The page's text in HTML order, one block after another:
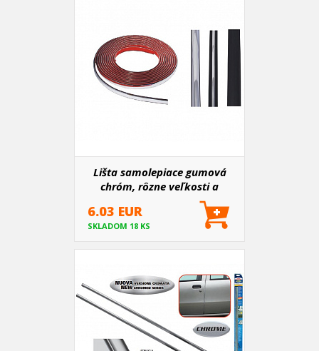
Lišta samolepiace gumová
chróm, rôzne veľkosti a
6.03 EUR
SKLADOM 18 KS